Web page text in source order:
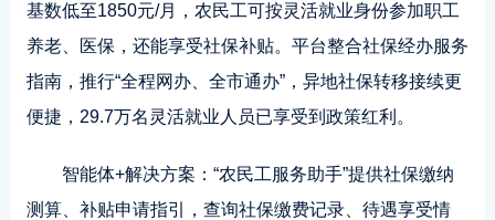
基数低至1850元/月，农民工可按灵活就业身份参加职工
养老、医保，还能享受社保补贴。平台整合社保经办服务
指南，推行“全程网办、全市通办”，异地社保转移接续更
便捷，29.7万名灵活就业人员已享受到政策红利。
智能体+解决方案：“农民工服务助手”提供社保缴纳
测算、补贴申请指引，查询社保缴费记录、待遇享受情